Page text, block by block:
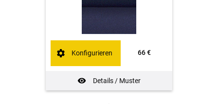
66 €
Details / Muster
Konfigurieren